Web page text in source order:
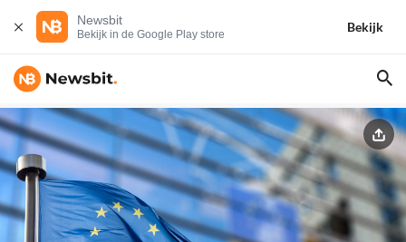
Newsbit
Bekijk in de Google Play store
Bekijk